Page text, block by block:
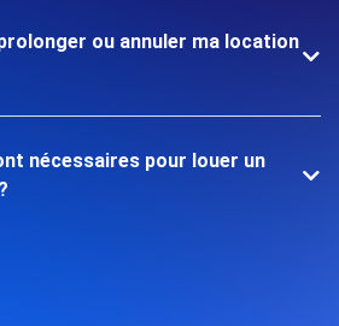
ou annuler ma location
nécessaires pour louer un